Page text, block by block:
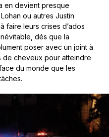
en devient presque
ou autres Justin
faire leurs crises d’ados
dés que la
poser avec un joint à
cheveux pour atteindre
du monde que les